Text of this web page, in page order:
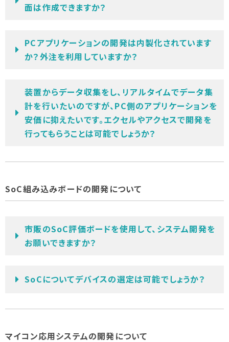
面は作成できますか？
PCアプリケーションの開発は内製化されています
か？外注を利用していますか？
装置からデータ収集をし、リアルタイムでデータ集
計を行いたいのですが、PC側のアプリケーションを
安価に抑えたいです。エクセルやアクセスで開発を
行ってもらうことは可能でしょうか？
SoC組み込みボードの開発について
市販のSoC評価ボードを使用して、システム開発を
お願いできますか？
SoCについてデバイスの選定は可能でしょうか？
マイコン応用システムの開発について